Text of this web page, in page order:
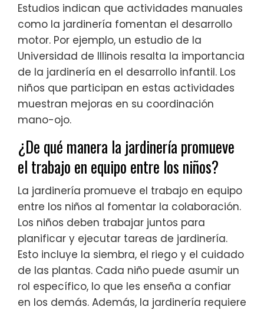
Estudios indican que actividades manuales
como la jardinería fomentan el desarrollo
motor. Por ejemplo, un estudio de la
Universidad de Illinois resalta la importancia
de la jardinería en el desarrollo infantil. Los
niños que participan en estas actividades
muestran mejoras en su coordinación
mano-ojo.
¿De qué manera la jardinería promueve
el trabajo en equipo entre los niños?
La jardinería promueve el trabajo en equipo
entre los niños al fomentar la colaboración.
Los niños deben trabajar juntos para
planificar y ejecutar tareas de jardinería.
Esto incluye la siembra, el riego y el cuidado
de las plantas. Cada niño puede asumir un
rol específico, lo que les enseña a confiar
en los demás. Además, la jardinería requiere